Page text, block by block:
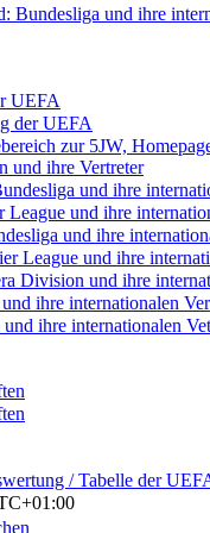
Bundesliga und ihre
UEFA
der UEFA
zur 5JW,
und ihre Vertreter
und ihre
und ihre
und ihre
League und ihre
Division und ihre
ihre internationalen
ihre internationalen
/ Tabelle der